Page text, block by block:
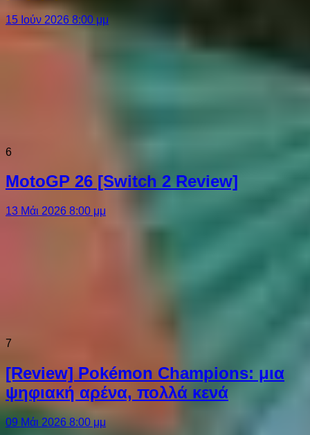
15 Ιούν 2026 8:00 μμ
6
MotoGP 26 [Switch 2 Review]
13 Μάι 2026 8:00 μμ
7
[Review] Pokémon Champions: μια
ψηφιακή αρένα, πολλά κενά
09 Μάι 2026 8:00 μμ